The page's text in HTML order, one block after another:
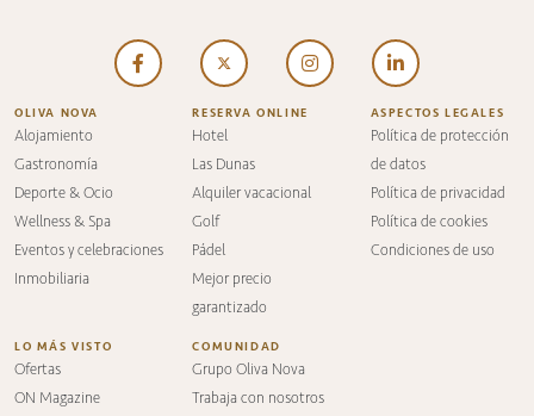
OLIVA NOVA
Alojamiento
Gastronomía
Deporte & Ocio
Wellness & Spa
Eventos y celebraciones
Inmobiliaria
RESERVA ONLINE
Hotel
Las Dunas
Alquiler vacacional
Golf
Pádel
Mejor precio
garantizado
ASPECTOS LEGALES
Política de protección
de datos
Política de privacidad
Política de cookies
Condiciones de uso
LO MÁS VISTO
Ofertas
ON Magazine
COMUNIDAD
Grupo Oliva Nova
Trabaja con nosotros